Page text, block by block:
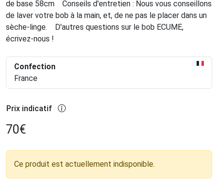
de base 58cm Conseils d'entretien : Nous vous conseillons
de laver votre bob à la main, et, de ne pas le placer dans un
sèche-linge. D'autres questions sur le bob ECUME,
écrivez-nous !
Confection
France
Prix indicatif
70€
Ce produit est actuellement indisponible.